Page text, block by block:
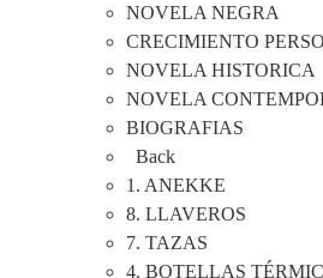
NOVELA NEGRA
CRECIMIENTO
NOVELA HISTORICA
NOVELA
BIOGRAFIAS
Back
1. ANEKKE
8. LLAVEROS
7. TAZAS
4. BOTELLAS